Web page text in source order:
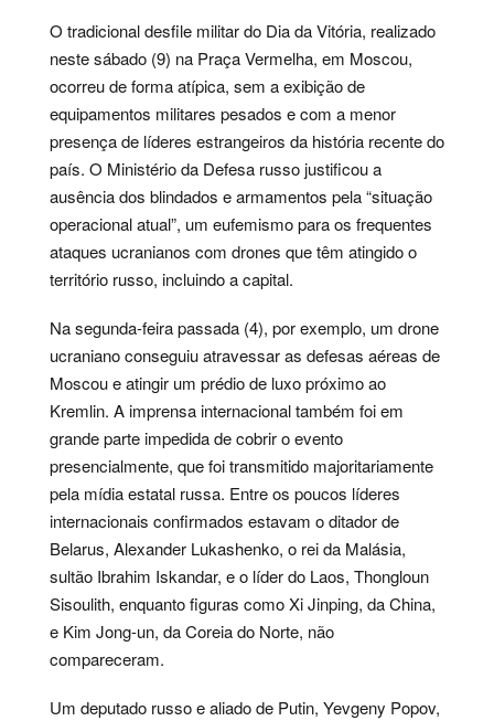
O tradicional desfile militar do Dia da Vitória, realizado
neste sábado (9) na Praça Vermelha, em Moscou,
ocorreu de forma atípica, sem a exibição de
equipamentos militares pesados e com a menor
presença de líderes estrangeiros da história recente do
país. O Ministério da Defesa russo justificou a
ausência dos blindados e armamentos pela “situação
operacional atual”, um eufemismo para os frequentes
ataques ucranianos com drones que têm atingido o
território russo, incluindo a capital.
Na segunda-feira passada (4), por exemplo, um drone
ucraniano conseguiu atravessar as defesas aéreas de
Moscou e atingir um prédio de luxo próximo ao
Kremlin. A imprensa internacional também foi em
grande parte impedida de cobrir o evento
presencialmente, que foi transmitido majoritariamente
pela mídia estatal russa. Entre os poucos líderes
internacionais confirmados estavam o ditador de
Belarus, Alexander Lukashenko, o rei da Malásia,
sultão Ibrahim Iskandar, e o líder do Laos, Thongloun
Sisoulith, enquanto figuras como Xi Jinping, da China,
e Kim Jong-un, da Coreia do Norte, não
compareceram.
Um deputado russo e aliado de Putin, Yevgeny Popov,